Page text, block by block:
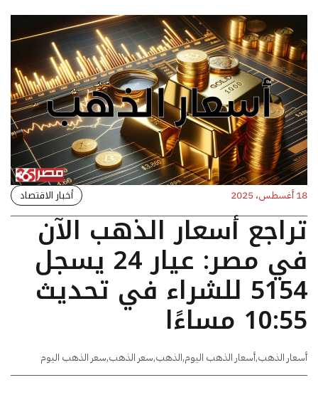
18 أغسطس، 2025 أخبار الاقتصاد
تراجع أسعار الذهب الآن
في مصر: عيار 24 يسجل
5154 للشراء في تحديث
10:55 مساءًا
أسعار الذهب,أسعار الذهب اليوم,الذهب,سعر الذهب,سعر الذهب اليوم